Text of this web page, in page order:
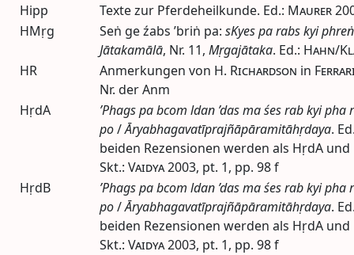
Hipp
Texte zur Pferdeheilkunde. Ed.: Maurer
HMṛg
Seṅ ge źabs ’briṅ pa: sKyes pa rabs kyi
Jātakamālā, Nr. 11, Mṛgajātaka. Ed.: Hahn/
HR
Anmerkungen von H. Richardson in
Nr. der Anm
HṛdA
’Phags pa bcom ldan ’das ma śes rab kyi pha
po/Āryabhagavatīprajñāpāramitāhṛdaya.
beiden Rezensionen werden als HṛdA
Skt.: Vaidya2003, pt. 1, pp. 98 f
HṛdB
’Phags pa bcom ldan ’das ma śes rab kyi pha
po/Āryabhagavatīprajñāpāramitāhṛdaya.
beiden Rezensionen werden als HṛdA
Skt.: Vaidya2003, pt. 1, pp. 98 f